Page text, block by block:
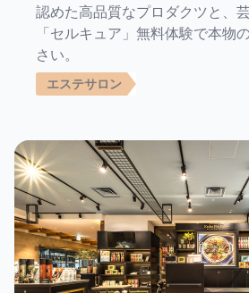
認めた高品質なプロダクツと、
「セルキュア」無料体験で本物
さい。
エステサロン